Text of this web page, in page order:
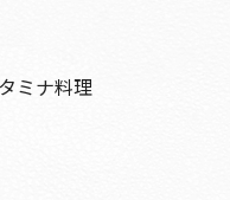
ミナ料理